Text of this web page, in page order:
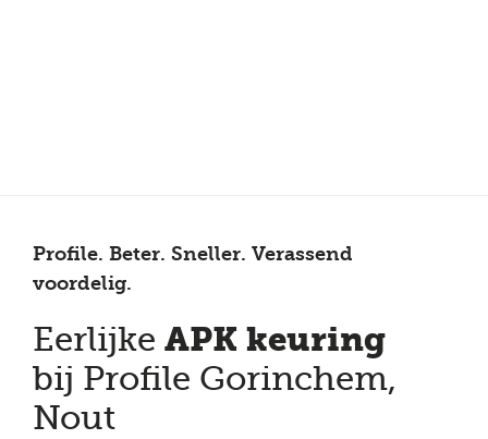
Profile. Beter. Sneller. Verassend
voordelig.
Eerlijke APK keuring
bij Profile Gorinchem,
Nout